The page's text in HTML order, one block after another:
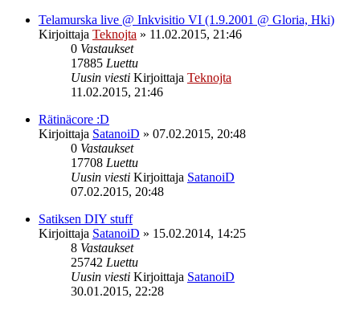
Telamurska live @ Inkvisitio VI (1.9.2001 @ Gloria, Hki)
Kirjoittaja Teknojta » 11.02.2015, 21:46
0 Vastaukset
17885 Luettu
Uusin viesti Kirjoittaja Teknojta
11.02.2015, 21:46
Rätinäcore :D
Kirjoittaja SatanoiD » 07.02.2015, 20:48
0 Vastaukset
17708 Luettu
Uusin viesti Kirjoittaja SatanoiD
07.02.2015, 20:48
Satiksen DIY stuff
Kirjoittaja SatanoiD » 15.02.2014, 14:25
8 Vastaukset
25742 Luettu
Uusin viesti Kirjoittaja SatanoiD
30.01.2015, 22:28